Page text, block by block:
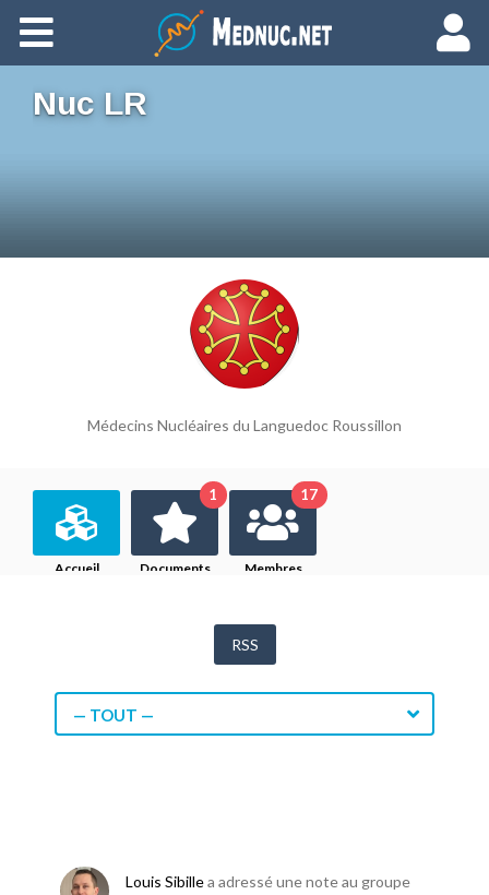
Ajouter du contenu
Nuc LR
Médecins Nucléaires du Languedoc Roussillon
Accueil Documents
1
Membres
17
RSS
— TOUT —
Louis Sibillea adressé une note au groupe